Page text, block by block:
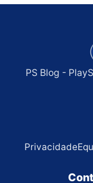
PS Blog -
Privacidade